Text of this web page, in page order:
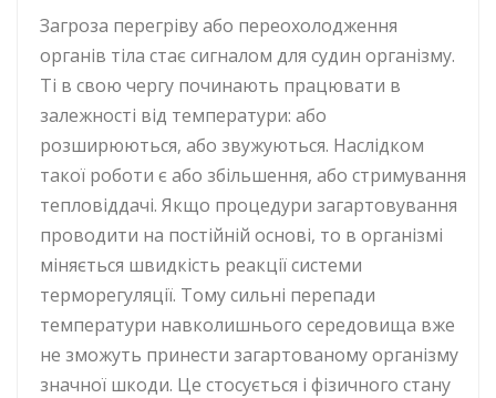
Загроза перегріву або переохолодження
органів тіла стає сигналом для судин організму.
Ті в свою чергу починають працювати в
залежності від температури: або
розширюються, або звужуються. Наслідком
такої роботи є або збільшення, або стримування
тепловіддачі. Якщо процедури загартовування
проводити на постійній основі, то в організмі
міняється швидкість реакції системи
терморегуляції. Тому сильні перепади
температури навколишнього середовища вже
не зможуть принести загартованому організму
значної шкоди. Це стосується і фізичного стану